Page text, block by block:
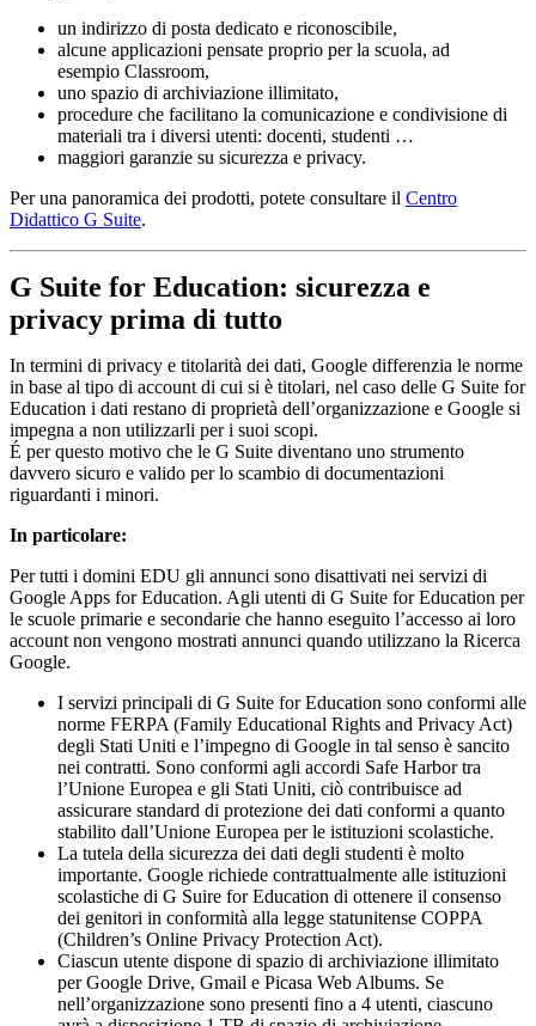
un indirizzo di posta dedicato e riconoscibile,
alcune applicazioni pensate proprio per la scuola, ad
esempio Classroom,
uno spazio di archiviazione illimitato,
procedure che facilitano la comunicazione e condivisione di
materiali tra i diversi utenti: docenti, studenti …
maggiori garanzie su sicurezza e privacy.
Per una panoramica dei prodotti, potete consultare il Centro
Didattico G Suite.
G Suite for Education: sicurezza e
privacy prima di tutto
In termini di privacy e titolarità dei dati, Google differenzia le norme
in base al tipo di account di cui si è titolari, nel caso delle G Suite for
Education i dati restano di proprietà dell’organizzazione e Google si
impegna a non utilizzarli per i suoi scopi.
É per questo motivo che le G Suite diventano uno strumento
davvero sicuro e valido per lo scambio di documentazioni
riguardanti i minori.
In particolare:
Per tutti i domini EDU gli annunci sono disattivati nei servizi di
Google Apps for Education. Agli utenti di G Suite for Education per
le scuole primarie e secondarie che hanno eseguito l’accesso ai loro
account non vengono mostrati annunci quando utilizzano la Ricerca
Google.
I servizi principali di G Suite for Education sono conformi alle
norme FERPA (Family Educational Rights and Privacy Act)
degli Stati Uniti e l’impegno di Google in tal senso è sancito
nei contratti. Sono conformi agli accordi Safe Harbor tra
l’Unione Europea e gli Stati Uniti, ciò contribuisce ad
assicurare standard di protezione dei dati conformi a quanto
stabilito dall’Unione Europea per le istituzioni scolastiche.
La tutela della sicurezza dei dati degli studenti è molto
importante. Google richiede contrattualmente alle istituzioni
scolastiche di G Suire for Education di ottenere il consenso
dei genitori in conformità alla legge statunitense COPPA
(Children’s Online Privacy Protection Act).
Ciascun utente dispone di spazio di archiviazione illimitato
per Google Drive, Gmail e Picasa Web Albums. Se
nell’organizzazione sono presenti fino a 4 utenti, ciascuno